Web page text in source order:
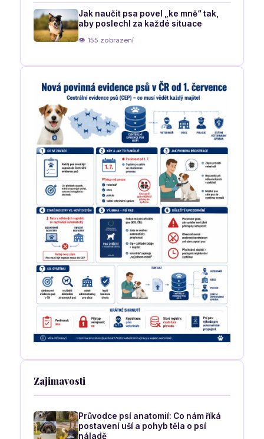
Jak naučit psa povel „ke mně“ tak,
aby poslechl za každé situace
👁 155 zobrazení
Zajimavosti
Průvodce psí anatomií: Co nám říká
postavení uší a pohyb těla o psí
náladě